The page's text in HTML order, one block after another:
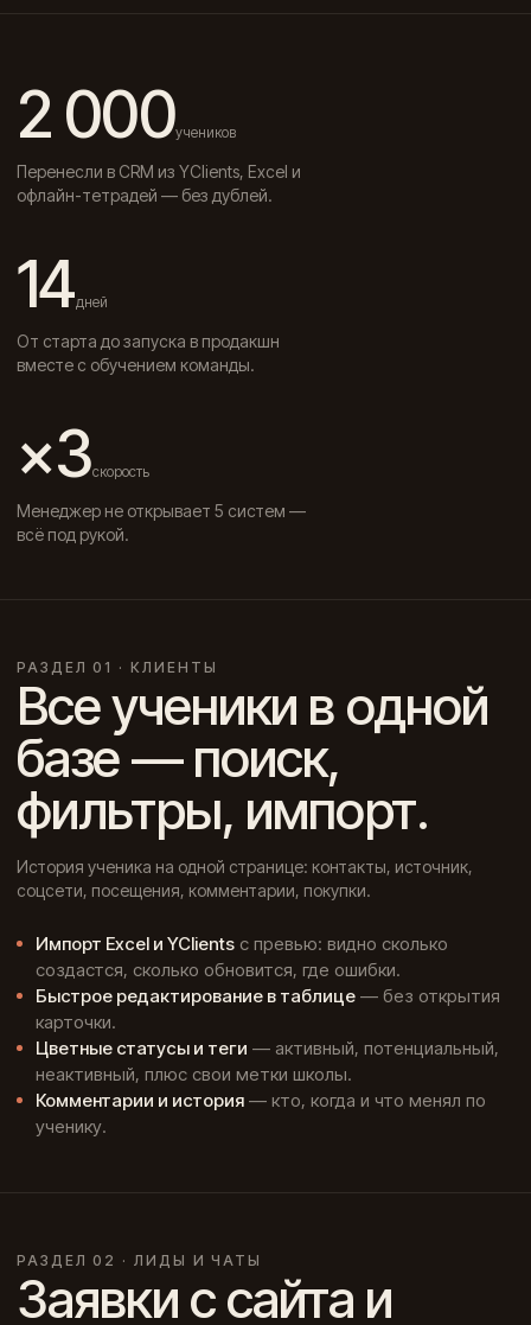
2 000учеников
Перенесли в CRM из YClients, Excel и
офлайн-тетрадей — без дублей.
14дней
От старта до запуска в продакшн
вместе с обучением команды.
×3скорость
Менеджер не открывает 5 систем —
всё под рукой.
РАЗДЕЛ 01 · КЛИЕНТЫ
Все ученики в одной
базе — поиск,
фильтры, импорт.
История ученика на одной странице: контакты, источник,
соцсети, посещения, комментарии, покупки.
Импорт Excel и YClients с превью: видно сколько
создастся, сколько обновится, где ошибки.
Быстрое редактирование в таблице — без открытия
карточки.
Цветные статусы и теги — активный, потенциальный,
неактивный, плюс свои метки школы.
Комментарии и история — кто, когда и что менял по
ученику.
РАЗДЕЛ 02 · ЛИДЫ И ЧАТЫ
Заявки с сайта и